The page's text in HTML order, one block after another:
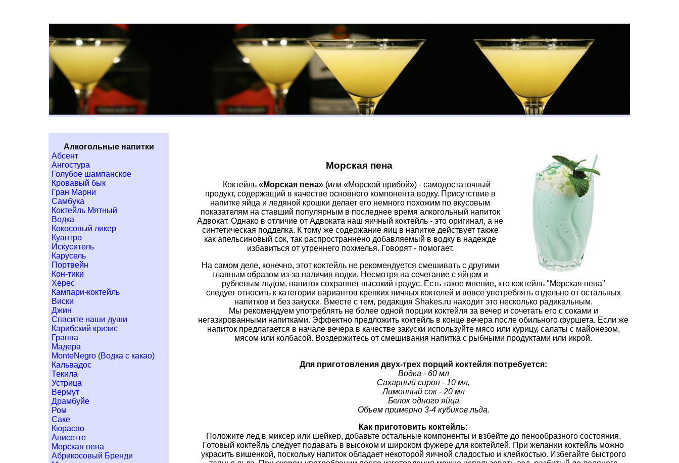
Алкогольные напитки
Абсент
Ангостура
Голубое шампанское
Кровавый бык
Гран Марни
Самбука
Коктейль Мятный
Водка
Кокосовый ликер
Куантро
Искуситель
Карусель
Портвейн
Кон-тики
Херес
Кампари-коктейль
Виски
Джин
Спасите наши души
Карибский кризис
Граппа
Мадера
MonteNegro (Водка с какао)
Кальвадос
Текила
Устрица
Вермут
Драмбуйе
Ром
Саке
Кюрасао
Анисетте
Морская пена
Абрикосовый Бренди
Морская пена
Коктейль «Морская пена» (или «Морской прибой») - самодостаточный
продукт, содержащий в качестве основного компонента водку. Присутствие в
напитке яйца и ледяной крошки делает его немного похожим по вкусовым
показателям на ставший популярным в последнее время алкогольный напиток
Адвокат. Однако в отличие от Адвоката наш яичный коктейль - это оригинал, а не
синтетическая подделка. К тому же содержание яиц в напитке действует также
как апельсиновый сок, так распространнено добавляемый в водку в надежде
избавиться от утреннего похмелья. Говорят - помогает.
На самом деле, конечно, этот коктейль не рекомендуется смешивать с другими
главным образом из-за наличия водки. Несмотря на сочетание с яйцом и
рубленым льдом, напиток сохраняет высокий градус. Есть такое мнение, кто коктейль "Морская пена"
следует относить к категории вариантов крепких яичных коктелей и вовсе употреблять отдельно от остальных
напитков и без закуски. Вместе с тем, редакция Shakes.ru находит это несколько радикальным.
Мы рекомендуем употреблять не более одной порции коктейля за вечер и сочетать его с соками и
негазированными напитками. Эффектно предложить коктейль в конце вечера после обильного фуршета. Если же
напиток предлагается в начале вечера в качестве закуски используйте мясо или курицу, салаты с майонезом,
мясом или колбасой. Воздержитесь от смешивания напитка с рыбными продуктами или икрой.
Для приготовления двух-трех порций коктейля потребуется:
Водка - 60 мл
Сахарный сироп - 10 мл,
Лимонный сок - 20 мл
Белок одного яйца
Объем примерно 3-4 кубиков льда.
Как приготовить коктейль:
Положите лед в миксер или шейкер, добавьте остальные компоненты и взбейте до пенообразного состояния.
Готовый коктейль следует подавать в высоком и широком фужере для коктейлей. При желании коктейль можно
украсить вишенкой, поскольку напиток обладает некоторой яичной сладостью и клейкостью. Избегайте быстрого